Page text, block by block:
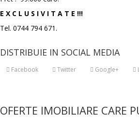
E X C L U S I V I T A T E !!!
Tel. 0744 794 671.
DISTRIBUIE IN SOCIAL MEDIA
Facebook Twitter Google+
OFERTE IMOBILIARE CARE